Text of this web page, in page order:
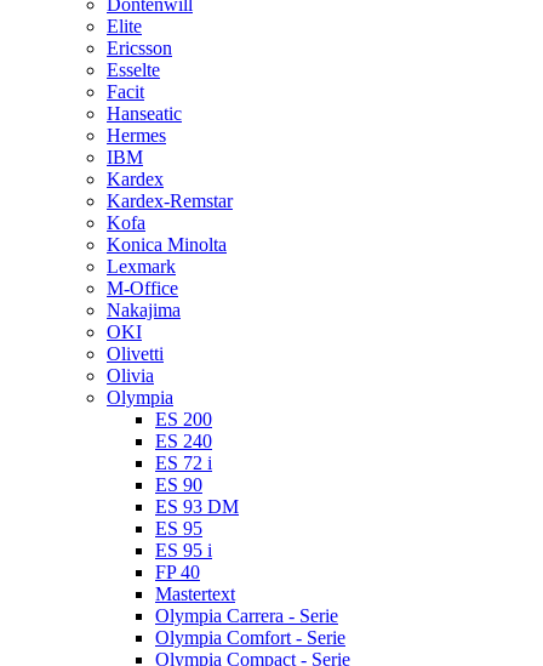
Dontenwill
Elite
Ericsson
Esselte
Facit
Hanseatic
Hermes
IBM
Kardex
Kardex-Remstar
Kofa
Konica Minolta
Lexmark
M-Office
Nakajima
OKI
Olivetti
Olivia
Olympia
ES 200
ES 240
ES 72 i
ES 90
ES 93 DM
ES 95
ES 95 i
FP 40
Mastertext
Olympia Carrera - Serie
Olympia Comfort - Serie
Olympia Compact - Serie